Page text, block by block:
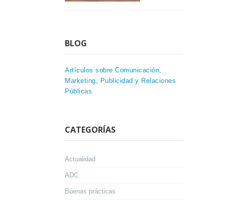
BLOG
Artículos sobre Comunicación,
Marketing, Publicidad y Relaciones
Públicas
CATEGORÍAS
Actualidad
ADC
Buenas prácticas